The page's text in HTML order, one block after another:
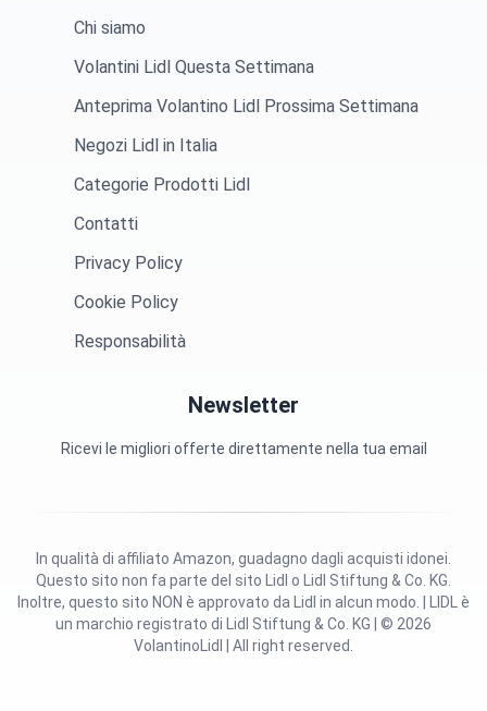
Chi siamo
Volantini Lidl Questa Settimana
Anteprima Volantino Lidl Prossima Settimana
Negozi Lidl in Italia
Categorie Prodotti Lidl
Contatti
Privacy Policy
Cookie Policy
Responsabilità
Newsletter
Ricevi le migliori offerte direttamente nella tua email
Questo sito non fa parte del sito Lidl o Lidl Stiftung & Co. KG.
Inoltre, questo sito NON è approvato da Lidl in alcun modo. | LIDL è
un marchio registrato di Lidl Stiftung & Co. KG | © 2026
VolantinoLidl | All right reserved.
In qualità di affiliato Amazon, guadagno dagli acquisti idonei.